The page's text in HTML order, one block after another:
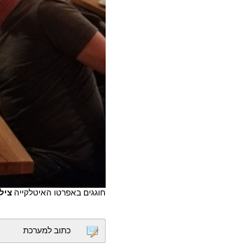
חוגגים באפרטו האיטלקייה
כתוב למערכת